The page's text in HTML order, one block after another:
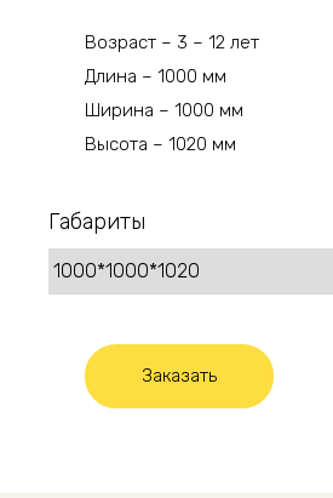
Возраст – 3 – 12 лет
Длина – 1000 мм
Ширина – 1000 мм
Высота – 1020 мм
Габариты
Заказать